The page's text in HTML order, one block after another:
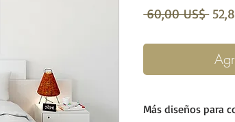
60,00 US$
Más diseños para